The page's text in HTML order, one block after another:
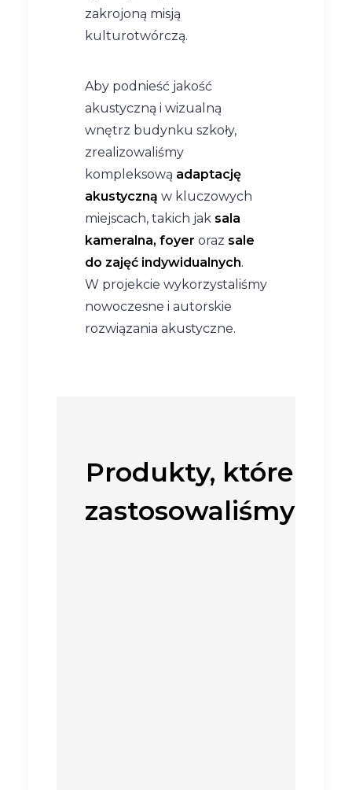
zakrojoną misją
kulturotwórczą.
Aby podnieść jakość
akustyczną i wizualną
wnętrz budynku szkoły,
zrealizowaliśmy
kompleksową adaptację
akustyczną w kluczowych
miejscach, takich jak sala
kameralna, foyer oraz sale
do zajęć indywidualnych.
W projekcie wykorzystaliśmy
nowoczesne i autorskie
rozwiązania akustyczne.
Produkty, które
zastosowaliśmy